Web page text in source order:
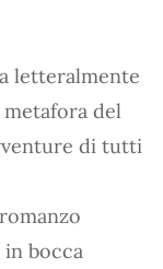
letteralmente
del
di tutti
in bocca